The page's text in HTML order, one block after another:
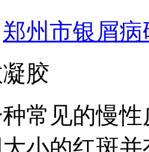
郑州市银屑病
胶
常见的慢